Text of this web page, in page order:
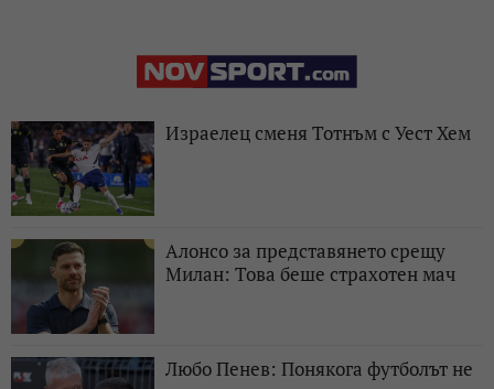
Израелец сменя Тотнъм с Уест Хем
Алонсо за представянето срещу
Милан: Това беше страхотен мач
Любо Пенев: Понякога футболът не